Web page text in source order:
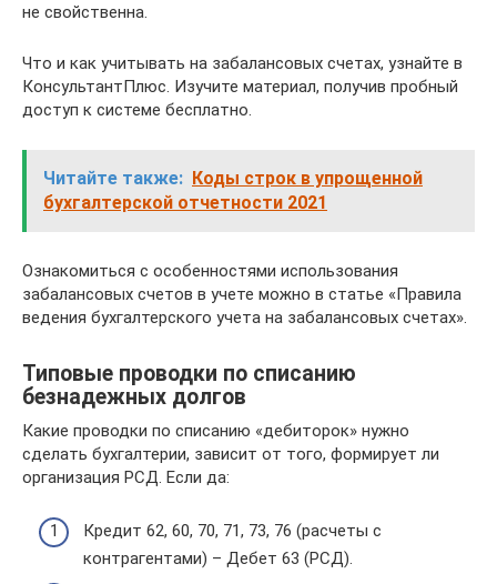
не свойственна.
Что и как учитывать на забалансовых счетах, узнайте в
КонсультантПлюс. Изучите материал, получив пробный
доступ к системе бесплатно.
Читайте также: Коды строк в упрощенной
бухгалтерской отчетности 2021
Ознакомиться с особенностями использования
забалансовых счетов в учете можно в статье «Правила
ведения бухгалтерского учета на забалансовых счетах».
Типовые проводки по списанию
безнадежных долгов
Какие проводки по списанию «дебиторок» нужно
сделать бухгалтерии, зависит от того, формирует ли
организация РСД. Если да:
Кредит 62, 60, 70, 71, 73, 76 (расчеты с
контрагентами) – Дебет 63 (РСД).